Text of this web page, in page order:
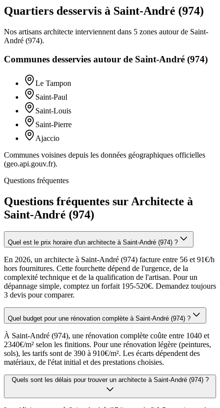
Quartiers desservis à Saint-André (974)
Nos artisans architecte interviennent dans 5 zones autour de Saint-
André (974).
Communes desservies autour de Saint-André (974)
Le Tampon
Saint-Paul
Saint-Louis
Saint-Pierre
Ajaccio
Communes voisines depuis les données géographiques officielles
(geo.api.gouv.fr).
Questions fréquentes
Questions fréquentes sur Architecte à
Saint-André (974)
Quel est le prix horaire d'un architecte à Saint-André (974) ?
En 2026, un architecte à Saint-André (974) facture entre 56 et 91€/h
hors fournitures. Cette fourchette dépend de l'urgence, de la
complexité technique et de la qualification de l'artisan. Pour un
dépannage simple, comptez un forfait 195-520€. Demandez toujours
3 devis pour comparer.
Quel budget pour une rénovation complète à Saint-André (974) ?
À Saint-André (974), une rénovation complète coûte entre 1040 et
2340€/m² selon les finitions. Pour une rénovation légère (peintures,
sols), les tarifs sont de 390 à 910€/m². Les écarts dépendent des
matériaux, de l'état initial et des prestations choisies.
Quels sont les délais pour trouver un architecte à Saint-André (974) ?